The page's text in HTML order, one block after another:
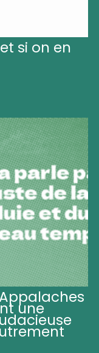
si on en
une